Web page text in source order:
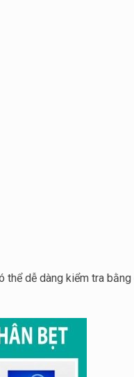
dễ dàng kiểm tra